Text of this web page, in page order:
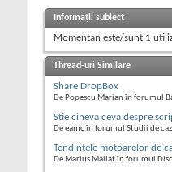
Informații subiect
Momentan este/sunt 1
Thread-uri Similare
Share DropBox
De Popescu Marian în forumul
Stie cineva ceva despre
De eamc în forumul Studii de caz
Tendintele motoarelor de
De Marius Mailat în forumul